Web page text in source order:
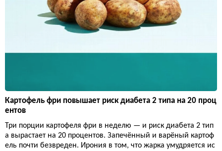
Картофель фри повышает риск диабета 2 типа на 20 проц
ентов
Три порции картофеля фри в неделю — и риск диабета 2 тип
а вырастает на 20 процентов. Запечённый и варёный картоф
ель почти безвреден. Ирония в том, что жарка умудряется ис